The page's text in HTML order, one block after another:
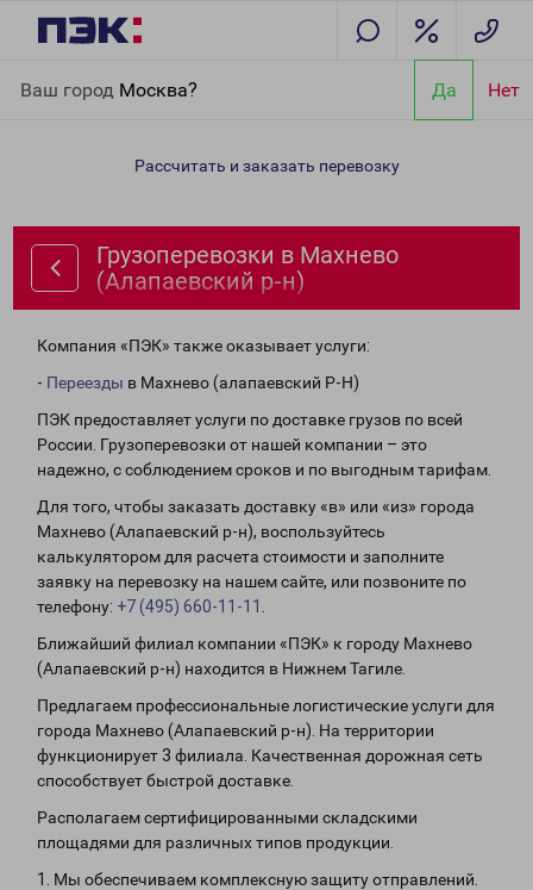
Ваш город Москва? Да Нет
(Алапаевский р-н)
Рассчитать и заказать перевозку
Грузоперевозки в Махнево
(Алапаевский р-н)
Компания «ПЭК» также оказывает услуги:
- Переезды в Махнево (алапаевский Р-Н)
ПЭК предоставляет услуги по доставке грузов по всей
России. Грузоперевозки от нашей компании – это
надежно, с соблюдением сроков и по выгодным тарифам.
Для того, чтобы заказать доставку «в» или «из» города
Махнево (Алапаевский р-н), воспользуйтесь
калькулятором для расчета стоимости и заполните
заявку на перевозку на нашем сайте, или позвоните по
телефону: +7 (495) 660-11-11
Ближайший филиал компании «ПЭК» к городу Махнево
(Алапаевский р-н) находится в Нижнем Тагиле.
Предлагаем профессиональные логистические услуги для
города Махнево (Алапаевский р-н). На территории
функционирует 3 филиала. Качественная дорожная сеть
способствует быстрой доставке.
Располагаем сертифицированными складскими
площадями для различных типов продукции.
1. Мы обеспечиваем комплексную защиту отправлений.